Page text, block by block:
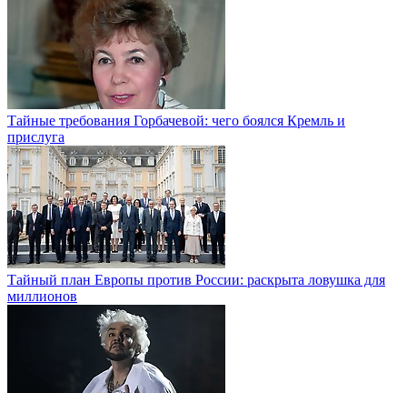
Тайные требования Горбачевой: чего боялся Кремль и
прислуга
Тайный план Европы против России: раскрыта ловушка для
миллионов